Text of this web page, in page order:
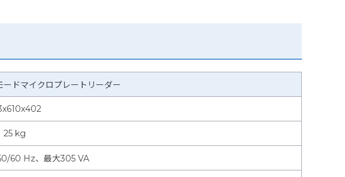
ドマイクロプレートリーダー
25 kg
60 Hz、最大305 VA